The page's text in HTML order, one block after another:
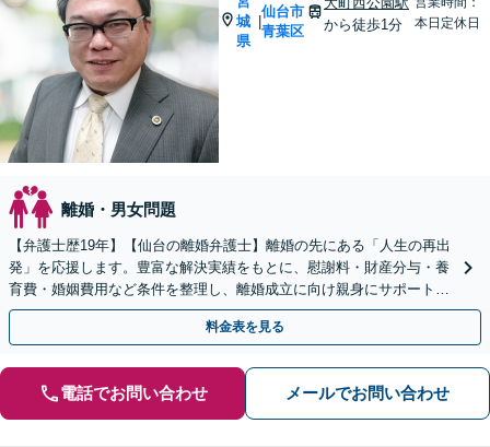
城
県
仙台市
青葉区
から徒歩1分
本日定休日
離婚・男女問題
【弁護士歴19年】【仙台の離婚弁護士】離婚の先にある「人生の再出
発」を応援します。豊富な解決実績をもとに、慰謝料・財産分与・養
育費・婚姻費用など条件を整理し、離婚成立に向け親身にサポートし
ます。【大町西公園駅1分】【夜間・休日対応可能】
料金表を見る
電話でお問い合わせ メールでお問い合わせ